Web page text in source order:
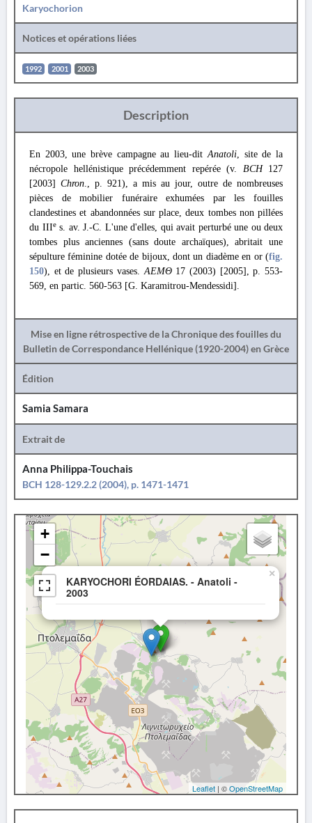
Karyochorion
Notices et opérations liées
1992 2001 2003
Description
En 2003, une brève campagne au lieu-ditAnatoli, site de la
nécropole hellénistique précédemment repérée (v. BCH127
[2003] Chron., p. 921), a mis au jour, outre de nombreuses
pièces de mobilier funéraire exhumées par les fouilles
clandestines et abandonnées sur place, deux tombes non pillées
du IIIes. av. J.-C. L'une d'elles, qui avait perturbé une ou deux
tombes plus anciennes (sans doute archaïques), abritait une
sépulture féminine dotée de bijoux, dont un diadème en or (fig.
150), et de plusieurs vases.ΑΕΜΘ 17 (2003) [2005], p. 553-
569, en partic. 560-563 [G. Karamitrou-Mendessidi].
Mise en ligne rétrospective de la Chronique des fouilles du
Bulletin de Correspondance Hellénique (1920-2004) en Grèce
Édition
Samia Samara
Extrait de
Anna Philippa-Touchais
BCH 128-129.2.2 (2004), p. 1471-1471
KARYOCHORI ÉORDAIAS. - Anatoli -
2003
×
+
−
Leaflet | ©OpenStreetMap